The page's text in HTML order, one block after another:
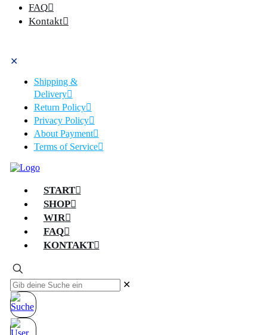
FAQ
Kontakt
✕
Shipping &
Delivery
Return Policy
Privacy Policy
About Payment
Terms of Service
START
SHOP
WIR
FAQ
KONTAKT
✕